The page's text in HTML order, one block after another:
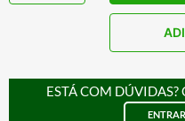
ESTÁ COM DÚVIDAS?